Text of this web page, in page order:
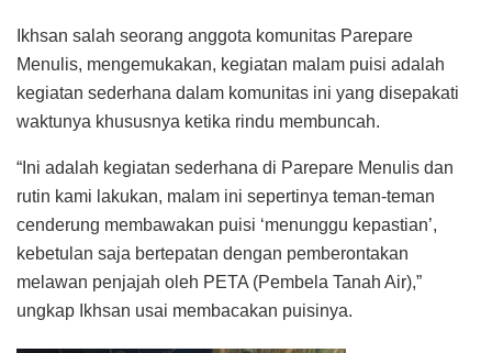
Ikhsan salah seorang anggota komunitas Parepare
Menulis, mengemukakan, kegiatan malam puisi adalah
kegiatan sederhana dalam komunitas ini yang disepakati
waktunya khususnya ketika rindu membuncah.
“Ini adalah kegiatan sederhana di Parepare Menulis dan
rutin kami lakukan, malam ini sepertinya teman-teman
cenderung membawakan puisi ‘menunggu kepastian’,
kebetulan saja bertepatan dengan pemberontakan
melawan penjajah oleh PETA (Pembela Tanah Air),”
ungkap Ikhsan usai membacakan puisinya.